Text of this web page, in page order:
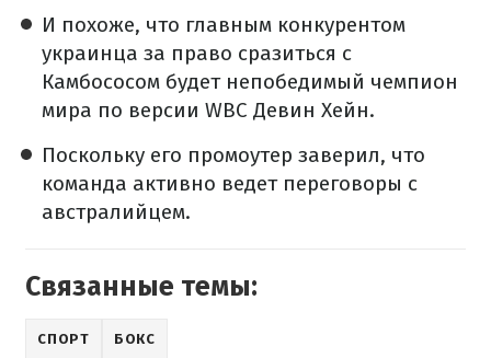
И похоже, что главным конкурентом
украинца за право сразиться с
Камбососом будет непобедимый чемпион
мира по версии WBC Девин Хейн.
Поскольку его промоутер заверил, что
команда активно ведет переговоры с
австралийцем.
Связанные темы:
СПОРТ БОКС